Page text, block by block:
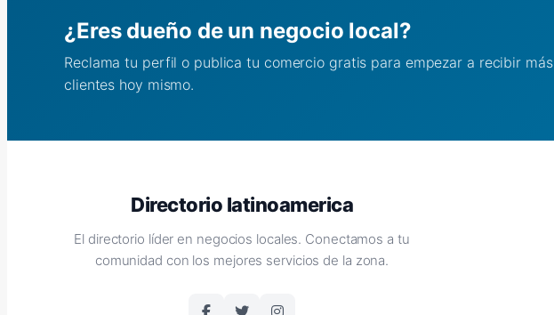
¿Eres dueño de un negocio local?
Reclama tu perfil o publica tu comercio gratis para empezar a recibir más
clientes hoy mismo.
Directorio latinoamerica
El directorio líder en negocios locales. Conectamos a tu
comunidad con los mejores servicios de la zona.